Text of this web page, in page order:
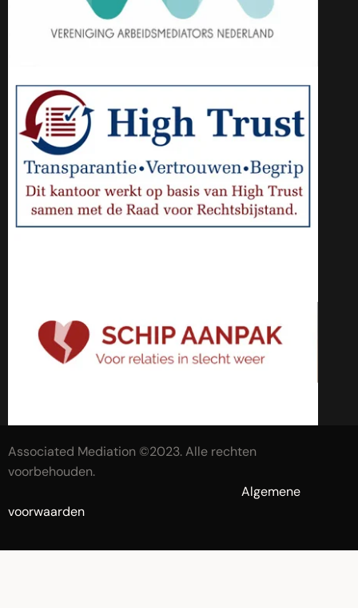
Associated Mediation ©2023. Alle rechten
voorbehouden.
Algemene
voorwaarden